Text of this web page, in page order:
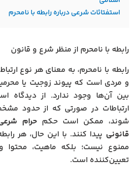
استفتائات شرعی درباره رابطه با نامحرم
رابطه با نامحرم از منظر شرع و قانون
رابطه با نامحرم، به معنای هر نوع
و مردی است که پیوند زوجیت یا
بین آن‌ها وجود ندارد. از دیدگاه
ارتباطات در صورتی که از حدود
شوند، ممکن است حکم حرام
قانونی پیدا کنند. با این حال، هر
ممنوع نیست؛ بلکه ماهیت، محتوا و
تعیین‌کننده است.